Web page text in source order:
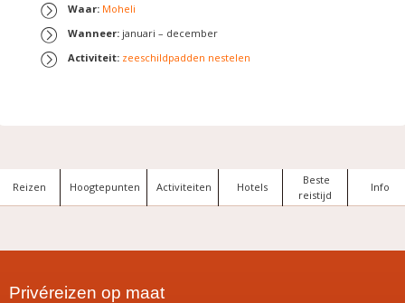
Waar: Moheli
Wanneer: januari – december
Activiteit: zeeschildpadden nestelen
Reizen Hoogtepunten Activiteiten Hotels
Beste
reistijd
Info
Privéreizen op maat